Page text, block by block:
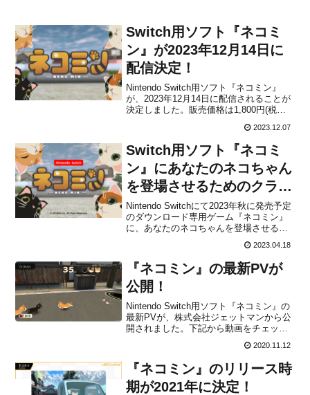
Switch用ソフト『ネコミ
ン』が2023年12月14日に
配信決定！
Nintendo Switch用ソフト『ネコミン』
が、2023年12月14日に配信されることが
決定しました。販売価格は1,800円(税込)
作は、猫じゃらしを操作して猫たちを巣
穴(ワープホール)に導いていく、戦略性の
ある癒し系パズルゲームです。指...
2023.12.07
Switch用ソフト『ネコミ
ン』にあなたのネコちゃん
を登場させるためのクラウ
ドファンディングが開始！
Nintendo Switchにて2023年秋に発売予定
のダウンロード専用ゲーム『ネコミン』
に、あなたのネコちゃんを登場させるた
めのクラウドファンディングが開始にな
ったことを、ジェットマンが発表しまし
た。支援することで、 ゲーム内に登場す
るコレクションリストにお宅のネコちゃ
んの画...
2023.04.18
『ネコミン』の最新PVが
公開！
Nintendo Switch用ソフト『ネコミン』の
最新PVが、株式会社ジェットマンから公
開されました。下記から動画をチェック
たゲーム#Nintendo #Switch 向け癒し系パ
ズルゲーム「ネコミン」#nekomin #ネコ
ミン先日 #IN...
2020.11.12
『ネコミン』のリリース時
期が2021年に決定！